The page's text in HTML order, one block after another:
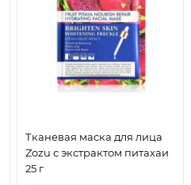
Тканевая маска для лица
Zozu с экстрактом питахаи
25 г